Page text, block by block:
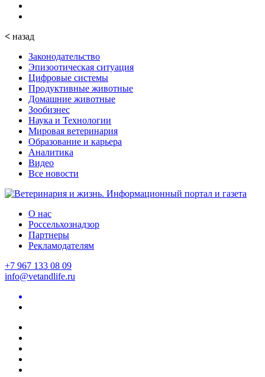
< назад
Законодательство
Эпизоотическая ситуация
Цифровые системы
Продуктивные животные
Домашние животные
Зообизнес
Наука и Технологии
Мировая ветеринария
Образование и карьера
Аналитика
Видео
Все новости
О нас
Россельхознадзор
Партнеры
Рекламодателям
+7 967 133 08 09
info@vetandlife.ru